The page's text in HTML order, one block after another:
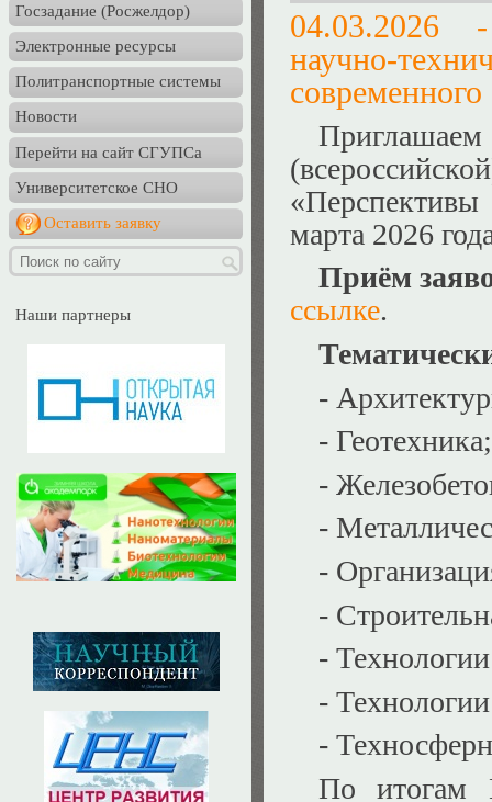
Госзадание (Росжелдор)
Электронные ресурсы
Политранспортные системы
Новости
Перейти на сайт СГУПСа
Университетское СНО
Оставить заявку
Наши партнеры
04.03.2026
научно-
марта 2026
Приём
ссылке.
-
- Геотехника;
-
-
-
-
-
-
-
По итогам